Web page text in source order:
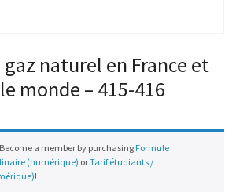
gaz naturel en France et
monde – 415-416
a member by purchasing Formule
(numérique) orTarif étudiants /
!